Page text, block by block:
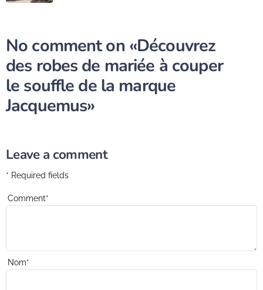
No comment on «Découvrez
des robes de mariée à couper
le souffle de la marque
Jacquemus»
Leave a comment
* Required fields
Comment*
Nom*